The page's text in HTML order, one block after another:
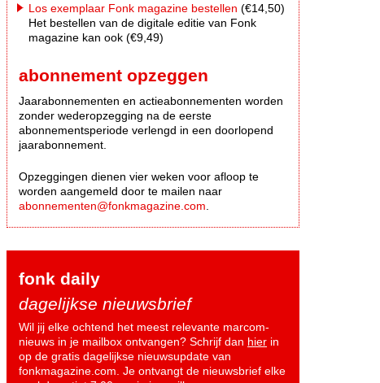
Los exemplaar Fonk magazine bestellen (€14,50)
Het bestellen van de digitale editie van Fonk
magazine kan ook (€9,49)
abonnement opzeggen
Jaarabonnementen en actieabonnementen worden
zonder wederopzegging na de eerste
abonnementsperiode verlengd in een doorlopend
jaarabonnement.
Opzeggingen dienen vier weken voor afloop te
worden aangemeld door te mailen naar
abonnementen@fonkmagazine.com
fonk daily
dagelijkse nieuwsbrief
Wil jij elke ochtend het meest relevante marcom-
nieuws in je mailbox ontvangen? Schrijf dan hier in
op de gratis dagelijkse nieuwsupdate van
fonkmagazine.com. Je ontvangt de nieuwsbrief elke